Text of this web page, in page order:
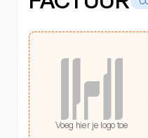
Voeg hier je logo toe